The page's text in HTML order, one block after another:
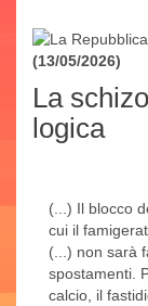
(13/05/2026)
La
logica
(...) Il blocco
cui il
(...) non sarà
spostamenti.
calcio, il